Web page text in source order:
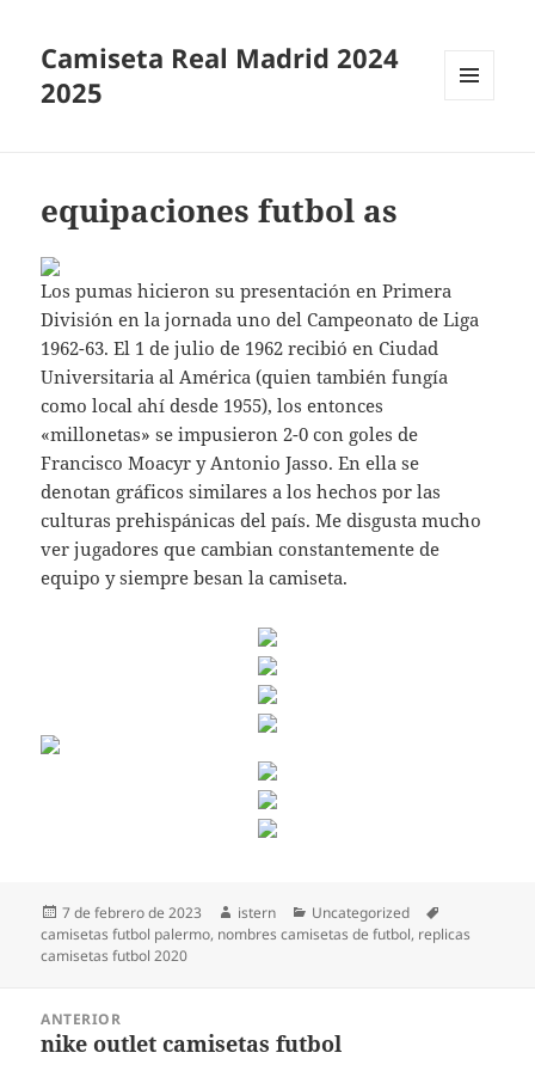
Camiseta Real Madrid 2024
2025
equipaciones futbol as
Los pumas hicieron su presentación en Primera
División en la jornada uno del Campeonato de Liga
1962-63. El 1 de julio de 1962 recibió en Ciudad
Universitaria al América (quien también fungía
como local ahí desde 1955), los entonces
«millonetas» se impusieron 2-0 con goles de
Francisco Moacyr y Antonio Jasso. En ella se
denotan gráficos similares a los hechos por las
culturas prehispánicas del país. Me disgusta mucho
ver jugadores que cambian constantemente de
equipo y siempre besan la camiseta.
Publicado
el
7 de febrero de 2023 Autor
istern Categorías
Uncategorized
camisetas futbol palermo, nombres camisetas de futbol, replicas
camisetas futbol 2020
entradas
ANTERIOR
Entrada
nike outlet camisetas futbol